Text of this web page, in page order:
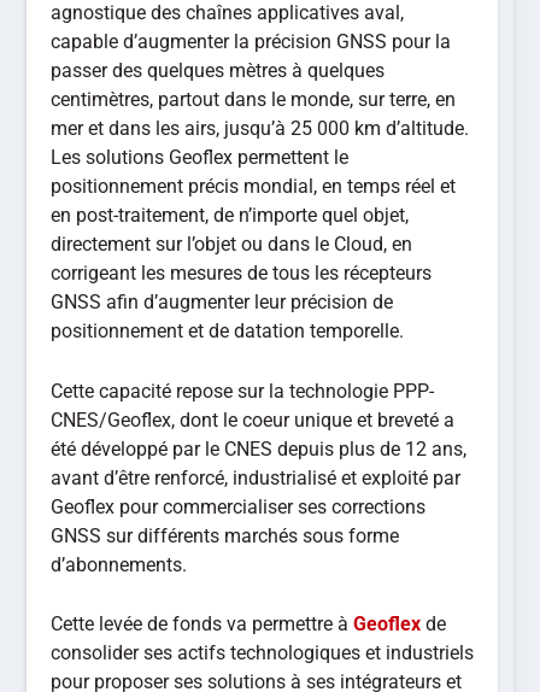
agnostique des chaînes applicatives aval,
capable d’augmenter la précision GNSS pour la
passer des quelques mètres à quelques
centimètres, partout dans le monde, sur terre, en
mer et dans les airs, jusqu’à 25 000 km d’altitude.
Les solutions Geoflex permettent le
positionnement précis mondial, en temps réel et
en post-traitement, de n’importe quel objet,
directement sur l’objet ou dans le Cloud, en
corrigeant les mesures de tous les récepteurs
GNSS afin d’augmenter leur précision de
positionnement et de datation temporelle.
Cette capacité repose sur la technologie PPP-
CNES/Geoflex, dont le coeur unique et breveté a
été développé par le CNES depuis plus de 12 ans,
avant d’être renforcé, industrialisé et exploité par
Geoflex pour commercialiser ses corrections
GNSS sur différents marchés sous forme
d’abonnements.
Cette levée de fonds va permettre àGeoflex de
consolider ses actifs technologiques et industriels
pour proposer ses solutions à ses intégrateurs et